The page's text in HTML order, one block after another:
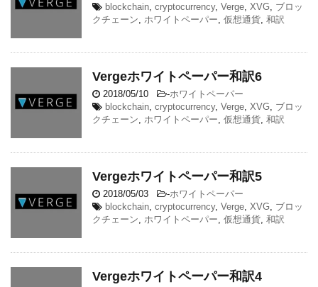
blockchain cryptocurrency, Verge XVG
ブロッ
クチェーン
ホワイトペーパー 仮想通貨 和訳
Vergeホワイトペーパー和訳6
2018/05/10 -ホワイトペーパー
blockchain cryptocurrency, Verge XVG
ブロッ
クチェーン
ホワイトペーパー 仮想通貨 和訳
Vergeホワイトペーパー和訳5
2018/05/03 -ホワイトペーパー
blockchain cryptocurrency, Verge XVG
ブロッ
クチェーン
ホワイトペーパー 仮想通貨 和訳
Vergeホワイトペーパー和訳4